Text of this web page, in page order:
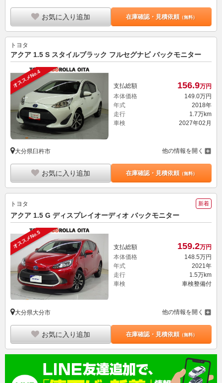
お気に入り追加 在庫確認・見積依頼（無料）
トヨタ
アクア 1.5 S スタイルブラック フルセグナビ バックモニター
オススメNo.4 支払総額 156.9万円
本体価格
149. 0万円
年式
2018年
走行
1.7万km
車検
2027年02月
大分県臼杵市 他の情報を開く
お気に入り追加 在庫確認・見積依頼（無料）
トヨタ 新着
アクア 1.5 G ディスプレイオーディオ バックモニター
オススメNo.5 支払総額 159.2万円
本体価格
148.5万円
年式
2021年
走行
1.5万km
車検
車検整備付
大分県大分市 他の情報を開く
お気に入り追加 在庫確認・見積依頼（無料）